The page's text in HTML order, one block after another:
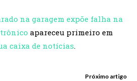
na garagem expõe falha na
apareceu primeiro em
caixa de notícias.
Próximo artigo